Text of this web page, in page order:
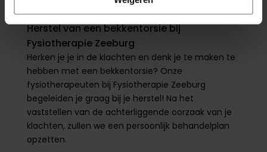
Herstel van een bekkentorsie bij
Fysiotherapie Zeeburg
Herken je je in de klachten en denk je te maken te
hebben met een bekkentorsie? Onze
fysiotherapeuten bij Fysiotherapie Zeeburg
begeleiden je graag bij je herstel! Na het
vaststellen van de achterliggende oorzaak van je
klachten, zullen we een persoonlijk behandelplan
opzetten.